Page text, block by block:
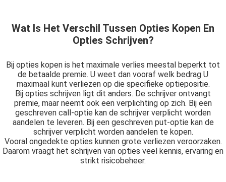
Wat Is Het Verschil Tussen Opties Kopen En
Opties Schrijven?
Bij opties kopen is het maximale verlies meestal beperkt tot
de betaalde premie. U weet dan vooraf welk bedrag U
maximaal kunt verliezen op die specifieke optiepositie.
Bij opties schrijven ligt dit anders. De schrijver ontvangt
premie, maar neemt ook een verplichting op zich. Bij een
geschreven call-optie kan de schrijver verplicht worden
aandelen te leveren. Bij een geschreven put-optie kan de
schrijver verplicht worden aandelen te kopen.
Vooral ongedekte opties kunnen grote verliezen veroorzaken.
Daarom vraagt het schrijven van opties veel kennis, ervaring en
strikt risicobeheer.